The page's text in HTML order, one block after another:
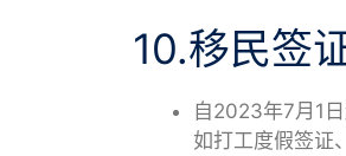
10.移民签
自2023年7月1
如打工度假签证